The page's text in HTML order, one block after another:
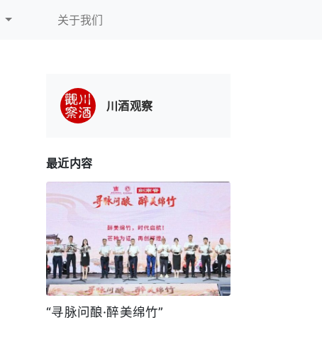
关于我们
川酒观察
最近内容
“寻脉问酿·醉美绵竹”